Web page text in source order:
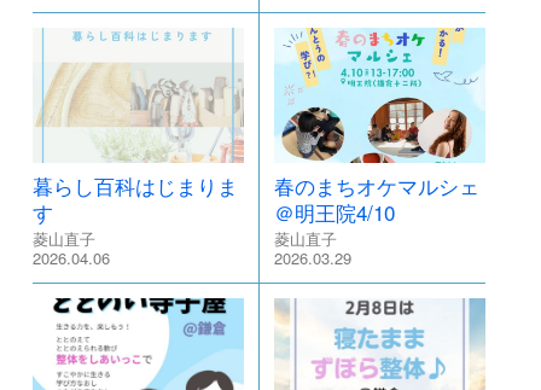
暮らし百科はじまりま
す
菱山直子
2026.04.06
春のまちオケマルシェ
＠明王院4/10
菱山直子
2026.03.29